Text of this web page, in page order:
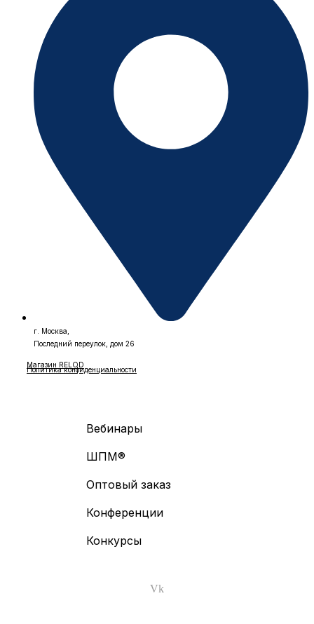
г. Москва,
Последний переулок, дом 26
Магазин RELOD
Политика конфиденциальности
Вебинары
ШПМ®
Оптовый заказ
Конференции
Конкурсы
Vk